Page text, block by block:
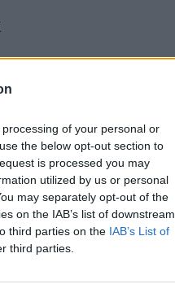
of your personal or
the below opt-out section to
is processed you may
utilized by us or personal
may separately opt-out of the
on the IAB’s list of downstream
third parties on the IAB’s List of
third parties.